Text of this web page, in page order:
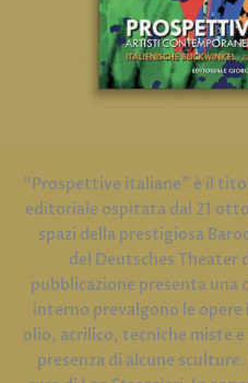
“Prospettive italiane” è il
editoriale ospitata dal 21
spazi della prestigiosa
del Deutsches Theater
pubblicazione presenta una
interno prevalgono le
olio, acrilico, tecniche miste
presenza di alcune